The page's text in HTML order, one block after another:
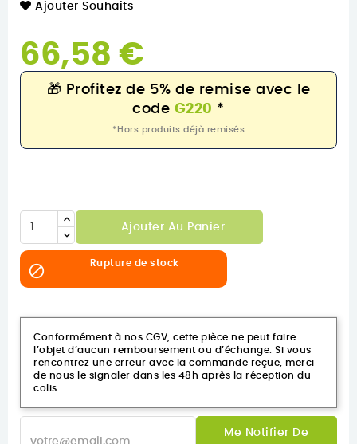
Ajouter Souhaits
66,58 €
🎁 Profitez de 5% de remise avec le
code G220 *
*Hors produits déjà remisés
Ajouter Au Panier
 Rupture de stock
Conformément à nos CGV, cette pièce ne peut faire
l’objet d’aucun remboursement ou d’échange. Si vous
rencontrez une erreur avec la commande reçue, merci
de nous le signaler dans les 48h après la réception du
colis.
Me Notifier De